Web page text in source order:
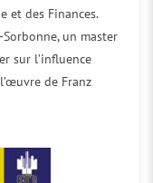
et des Finances.
un master
sur l’influence
de Franz